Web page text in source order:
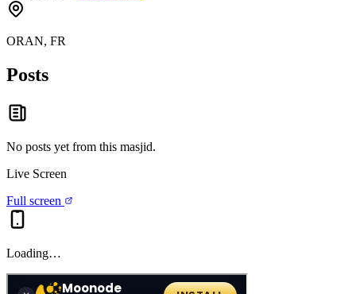
ORAN, FR
Posts
No posts yet from this masjid.
Live Screen
Full screen
Loading…